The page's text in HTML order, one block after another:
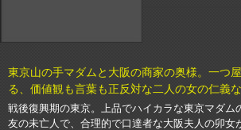
東京山の手マダムと大阪の商家の奥様。一つ
る、価値観も言葉も正反対な二人の女の仁義
戦後復興期の東京。上品でハイカラな東京マダム
友の未亡人で、合理的で口達者な大阪夫人の卯女